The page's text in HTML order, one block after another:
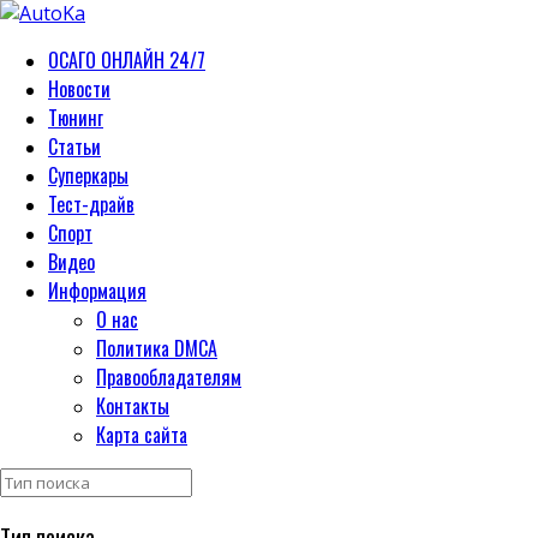
ОСАГО ОНЛАЙН 24/7
Новости
Тюнинг
Статьи
Суперкары
Тест-драйв
Спорт
Видео
Информация
О нас
Политика DMCA
Правообладателям
Контакты
Карта сайта